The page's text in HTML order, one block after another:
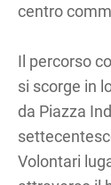
centro
Il percorso
si scorge in
da Piazza
Volontari